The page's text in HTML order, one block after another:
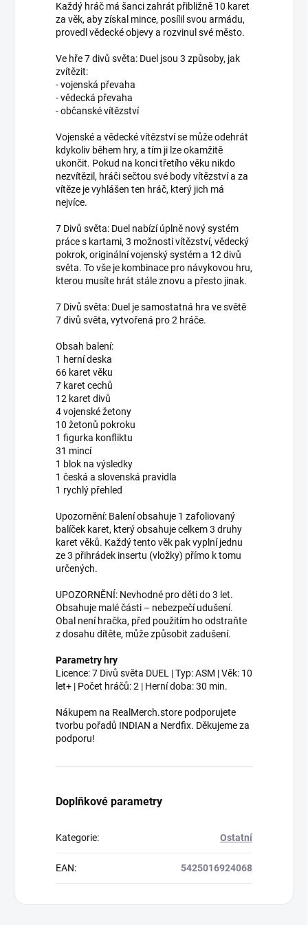
Každý hráč má šanci zahrát přibližně 10 karet
za věk, aby získal mince, posílil svou armádu,
provedl vědecké objevy a rozvinul své město.
Ve hře 7 divů světa: Duel jsou 3 způsoby, jak
zvítězit:
- vojenská převaha
- vědecká převaha
- občanské vítězství
Vojenské a vědecké vítězství se může odehrát
kdykoliv během hry, a tím ji lze okamžitě
ukončit. Pokud na konci třetího věku nikdo
nezvítězil, hráči sečtou své body vítězství a za
vítěze je vyhlášen ten hráč, který jich má
nejvíce.
7 Divů světa: Duel nabízí úplně nový systém
práce s kartami, 3 možnosti vítězství, vědecký
pokrok, originální vojenský systém a 12 divů
světa. To vše je kombinace pro návykovou hru,
kterou musíte hrát stále znovu a přesto jinak.
7 Divů světa: Duel je samostatná hra ve světě
7 divů světa, vytvořená pro 2 hráče.
Obsah balení:
1 herní deska
66 karet věku
7 karet cechů
12 karet divů
4 vojenské žetony
10 žetonů pokroku
1 figurka konfliktu
31 mincí
1 blok na výsledky
1 česká a slovenská pravidla
1 rychlý přehled
Upozornění: Balení obsahuje 1 zafoliovaný
balíček karet, který obsahuje celkem 3 druhy
karet věků. Každý tento věk pak vyplní jednu
ze 3 přihrádek insertu (vložky) přímo k tomu
určených.
UPOZORNĚNÍ: Nevhodné pro děti do 3 let.
Obsahuje malé části – nebezpečí udušení.
Obal není hračka, před použitím ho odstraňte
z dosahu dítěte, může způsobit zadušení.
Parametry hry
Licence: 7 Divů světa DUEL | Typ: ASM | Věk: 10
let+ | Počet hráčů: 2 | Herní doba: 30 min.
Nákupem na RealMerch.store podporujete
tvorbu pořadů INDIAN a Nerdfix. Děkujeme za
podporu!
Doplňkové parametry
Kategorie: Ostatní
EAN: 5425016924068